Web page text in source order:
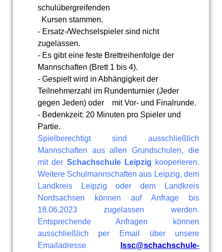
schulübergreifenden
Kursen stammen.
- Ersatz-/Wechselspieler sind nicht
zugelassen.
- Es gibt eine feste Brettreihenfolge der
Mannschaften (Brett 1 bis 4).
- Gespielt wird in Abhängigkeit der
Teilnehmerzahl im Rundenturnier (Jeder
gegen Jeden) oder mit Vor- und Finalrunde.
- Bedenkzeit: 20 Minuten pro Spieler und
Partie.
Spielberechtigt sind ausschließlich
Mannschaften aus allen Grundschulen, die
mit der Schachschule Leipzig kooperieren.
Weitere Schulmannschaften aus Leipzig, dem
Landkreis Leipzig oder dem Landkreis
Nordsachsen können auf Anfrage bis
18.06.2023 zugelassen werden.
Entsprechende Anfragen können
ausschließlich per Email über unsere
Emailadresse
lssc@schachschule-